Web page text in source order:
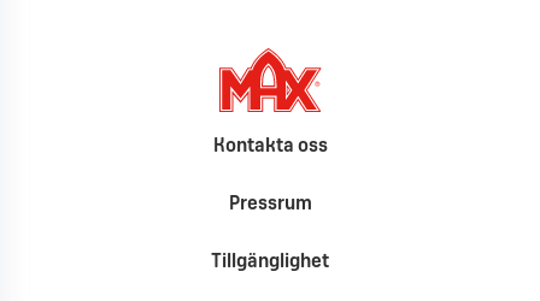
Kontakta oss
Pressrum
Tillgänglighet